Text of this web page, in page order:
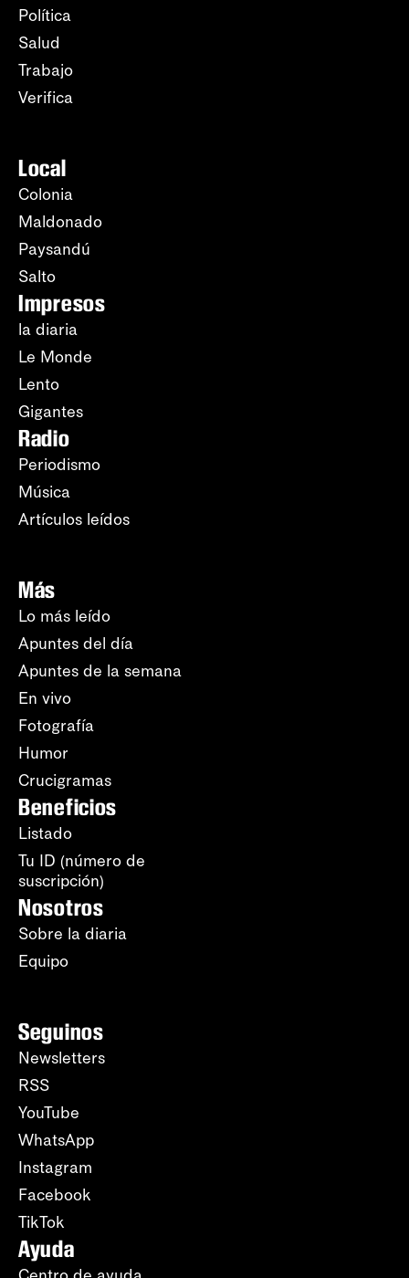
Política
Salud
Trabajo
Verifica
Local
Colonia
Maldonado
Paysandú
Salto
Impresos
la diaria
Le Monde
Lento
Gigantes
Radio
Periodismo
Música
Artículos leídos
Más
Lo más leído
Apuntes del día
Apuntes de la semana
En vivo
Fotografía
Humor
Crucigramas
Beneficios
Listado
Tu ID (número de
suscripción)
Nosotros
Sobre la diaria
Equipo
Seguinos
Newsletters
RSS
YouTube
WhatsApp
Instagram
Facebook
TikTok
Ayuda